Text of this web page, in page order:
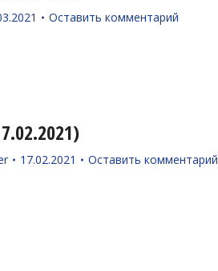
Оставить комментарий
17.02.2021 Оставить комментарий